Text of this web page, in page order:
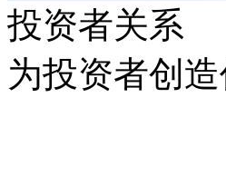
投资者关系
为投资者创